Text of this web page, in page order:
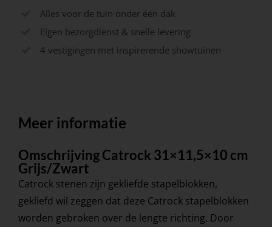
Alles voor de tuin onder één dak
Eigen bezorgdienst & snelle levering
4 vestigingen met inspirerende showtuinen
Meer informatie
Omschrijving Catrock 31×11,5×10 cm
Grijs/Zwart
Catrock stenen zijn gekliefde stapelblokken,
gekliefd wil zeggen dat deze Catrock stapelblokken
worden gebroken over de lengte richting. Door